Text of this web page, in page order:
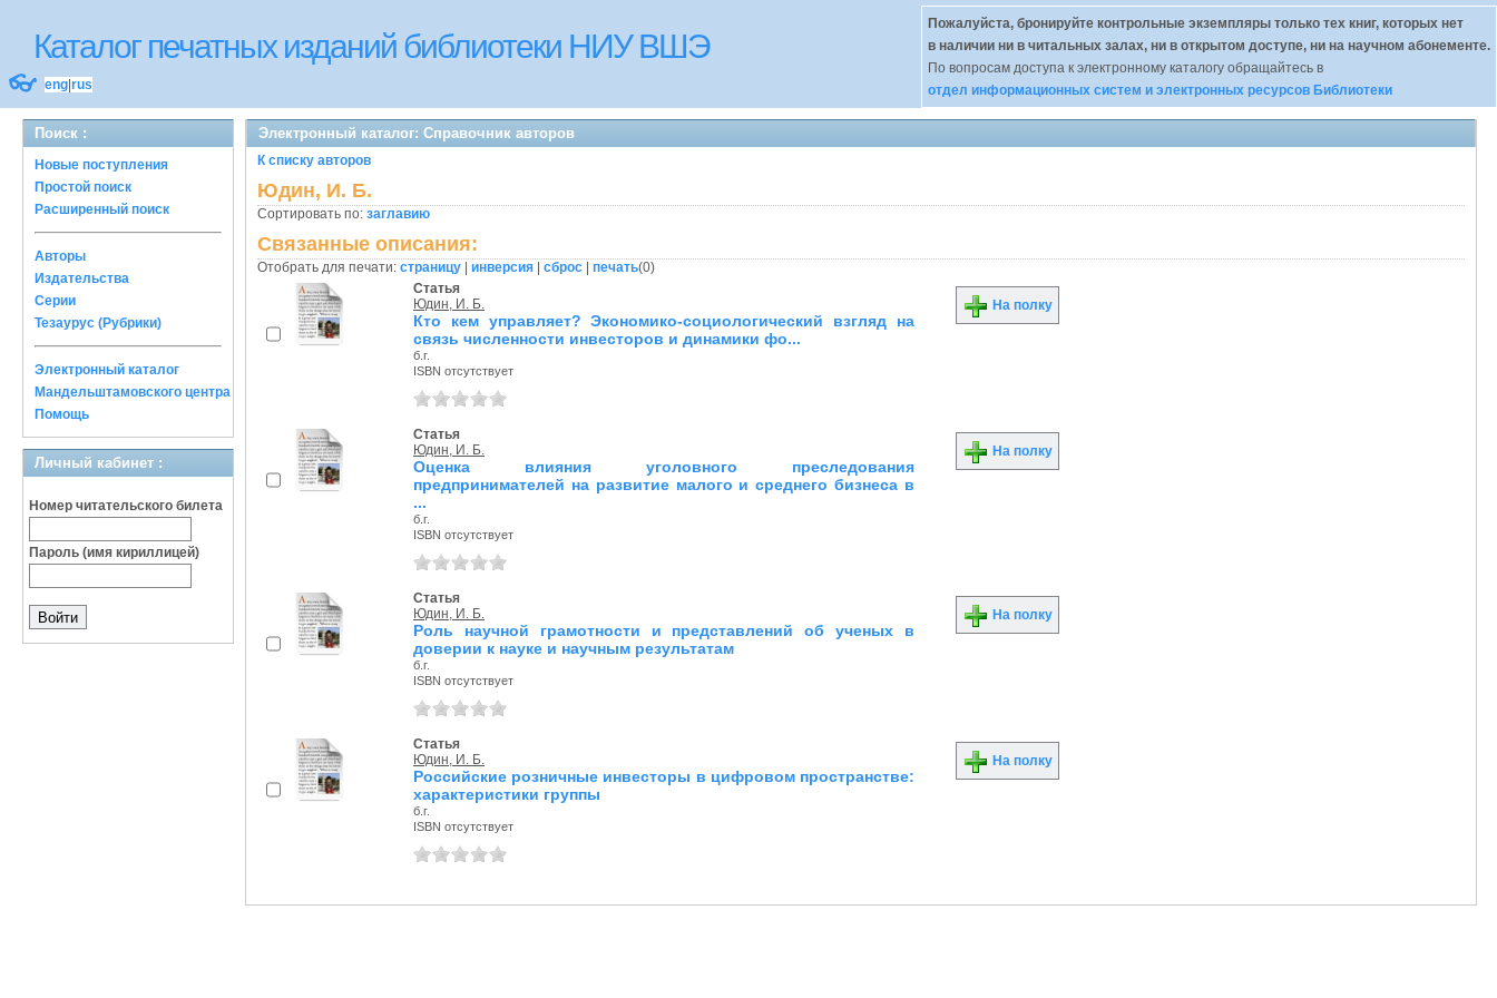
Каталог печатных изданий библиотеки НИУ ВШЭ
👓 eng rus
Пожалуйста, бронируйте контрольные экземпляры только тех книг, которых нет
в наличии ни в читальных залах, ни в открытом доступе, ни на научном абонементе.
По вопросам доступа к электронному каталогу обращайтесь в
отдел информационных систем и электронных ресурсов Библиотеки
Поиск :
Новые поступления
Простой поиск
Расширенный поиск
Авторы
Издательства
Серии
Тезаурус (Рубрики)
Электронный каталог
Мандельштамовского центра
Помощь
Личный кабинет :
Номер читательского билета
Пароль (имя кириллицей)
Электронный каталог: Справочник авторов
К списку авторов
Юдин, И. Б.
Сортировать по: заглавию
Связанные описания:
Отобрать для печати: страницу инверсия сброс печать(0)
Статья
Юдин, И. Б.
Кто кем управляет? Экономико-социологический взгляд на
связь численности инвесторов и динамики фо...
б.г.
ISBN отсутствует
На полку
Статья
Юдин, И. Б.
Оценка влияния уголовного преследования
предпринимателей на развитие малого и среднего бизнеса в
...
б.г.
ISBN отсутствует
На полку
Статья
Юдин, И. Б.
Роль научной грамотности и представлений об ученых в
доверии к науке и научным результатам
б.г.
ISBN отсутствует
На полку
Статья
Юдин, И. Б.
Российские розничные инвесторы в цифровом пространстве:
характеристики группы
б.г.
ISBN отсутствует
На полку